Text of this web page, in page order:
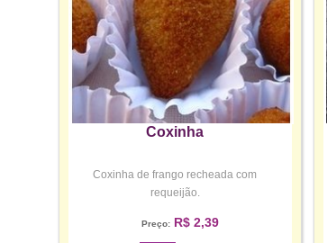
Coxinha
Coxinha de frango recheada com
requeijão.
Preço: R$ 2,39